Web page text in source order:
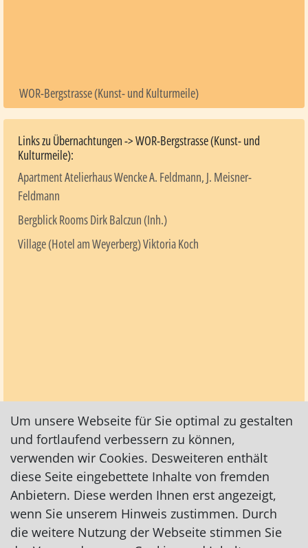
WOR-Bergstrasse (Kunst- und Kulturmeile)
Links zu Übernachtungen -> WOR-Bergstrasse (Kunst- und
Kulturmeile):
Apartment Atelierhaus Wencke A. Feldmann, J. Meisner-
Feldmann
Bergblick Rooms Dirk Balczun (Inh.)
Village (Hotel am Weyerberg) Viktoria Koch
Um unsere Webseite für Sie optimal zu gestalten
und fortlaufend verbessern zu können,
verwenden wir Cookies. Desweiteren enthält
diese Seite eingebettete Inhalte von fremden
Anbietern. Diese werden Ihnen erst angezeigt,
wenn Sie unserem Hinweis zustimmen. Durch
die weitere Nutzung der Webseite stimmen Sie